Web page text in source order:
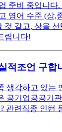
준비 중입니
영어 수준 (상,
것 같고, 상을
립니다!
적조언 구합
생각하고 있는
공기업공공기
관련직종 인턴